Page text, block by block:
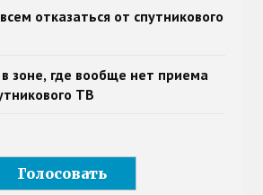
отказаться от спутникового
зоне, где вообще нет приема
ТВ